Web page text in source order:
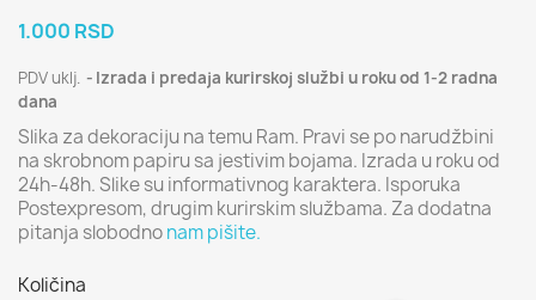
1.000 RSD
PDV uklj.
Izrada i predaja kurirskoj službi u roku od 1-2 radna
dana
Slika za dekoraciju na temu Ram. Pravi se po narudžbini
na skrobnom papiru sa jestivim bojama. Izrada u roku od
24h-48h. Slike su informativnog karaktera. Isporuka
Postexpresom, drugim kurirskim službama. Za dodatna
pitanja slobodnonam pišite.
Količina